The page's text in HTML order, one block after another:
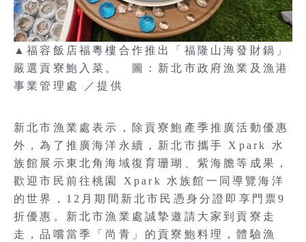
▲福容飯店福粵樓合作推出「福隆山海發財鍋」
嚴選貢寮鮑入菜。 圖：新北市政府漁業及漁港
事業管理處 ／提供
新北市漁業處表示，除貢寮鮑產季推廣活動優惠
外，為了推廣海洋永續，新北市攜手 Xpark 水
族館展示東北角海域復育珊瑚、紫海膽等成果，
歡迎市民前往桃園 Xpark 水族館一同導覽海洋
的世界，12月期間新北市民憑身分證即享門票9
折優惠。新北市漁業處誠摯邀請大家到貢寮走
走，品嚐當季「尚青」的貢寮鮑料理，體驗漁